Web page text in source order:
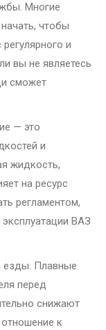
Многие
чтобы
и
вы не являетесь
сможет
— это
и
жидкость,
на ресурс
регламентом,
ВАЗ
езды. Плавные
перед
снижают
к